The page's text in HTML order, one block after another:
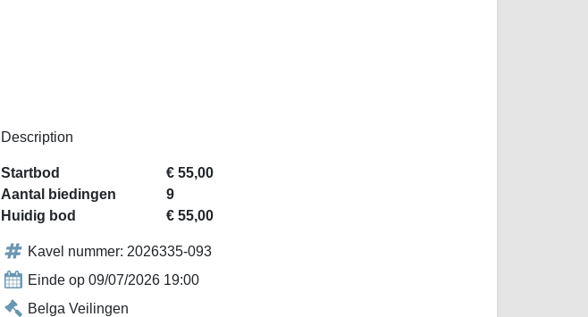
Description
Startbod
€ 55,00
Aantal biedingen
9
Huidig bod
€ 55,00
Kavel nummer: 2026335-093
Einde op 09/07/2026 19:00
Belga Veilingen